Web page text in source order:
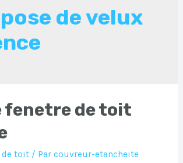
de velux
fenetre de toit
de toit/ Par couvreur-etancheite